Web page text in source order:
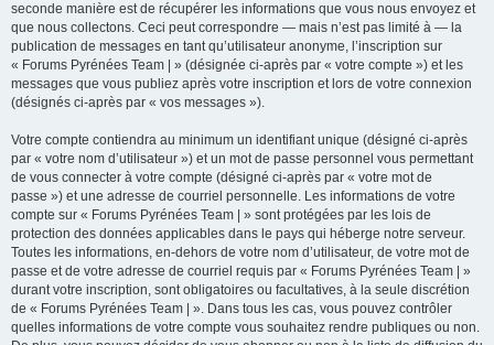
seconde manière est de récupérer les informations que vous nous envoyez et
que nous collectons. Ceci peut correspondre — mais n’est pas limité à — la
publication de messages en tant qu’utilisateur anonyme, l’inscription sur
« Forums Pyrénées Team | » (désignée ci-après par « votre compte ») et les
messages que vous publiez après votre inscription et lors de votre connexion
(désignés ci-après par « vos messages »).
Votre compte contiendra au minimum un identifiant unique (désigné ci-après
par « votre nom d’utilisateur ») et un mot de passe personnel vous permettant
de vous connecter à votre compte (désigné ci-après par « votre mot de
passe ») et une adresse de courriel personnelle. Les informations de votre
compte sur « Forums Pyrénées Team | » sont protégées par les lois de
protection des données applicables dans le pays qui héberge notre serveur.
Toutes les informations, en-dehors de votre nom d’utilisateur, de votre mot de
passe et de votre adresse de courriel requis par « Forums Pyrénées Team | »
durant votre inscription, sont obligatoires ou facultatives, à la seule discrétion
de « Forums Pyrénées Team | ». Dans tous les cas, vous pouvez contrôler
quelles informations de votre compte vous souhaitez rendre publiques ou non.